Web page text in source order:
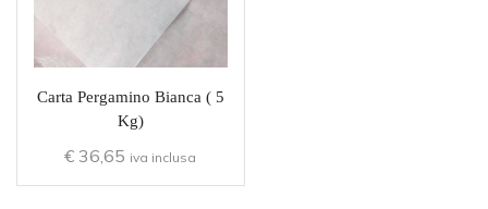
Carta Pergamino Bianca ( 5
Kg)
€ 36,65 iva inclusa